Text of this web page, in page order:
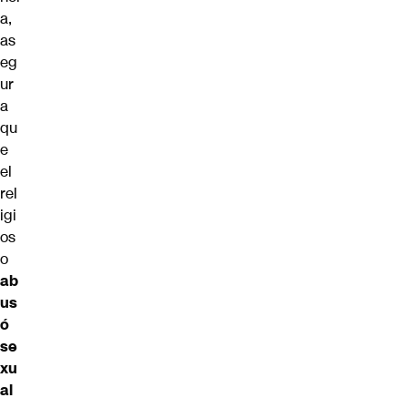
a,
as
eg
ur
a
qu
e
el
rel
igi
os
o
ab
us
ó
se
xu
al